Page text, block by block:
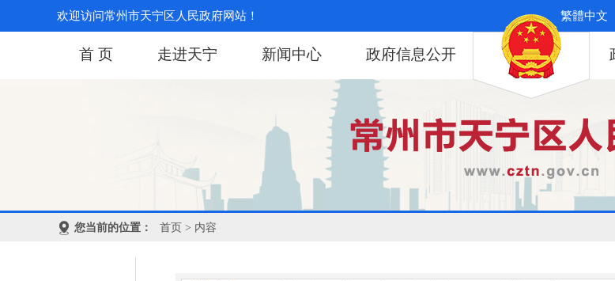
欢迎访问常州市天宁区人民政府网站！ 繁體中文
首 页 走进天宁 新闻中心 政府信息公开
您当前的位置： 首页 > 内容